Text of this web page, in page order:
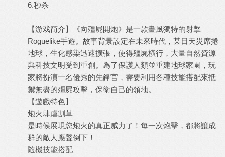
6.秒杀
【游戏简介】《向殭屍開炮》是一款畫風獨特的射擊
Roguelike手遊。故事背景設定在未來時代，某日天災席捲
地球，生化感染迅速擴張，使得殭屍橫行，大量自然資源
與科技文明受到重創。為了保護人類並重建地球家園，玩
家將扮演一名優秀的先鋒官，需要利用各種技能搭配來抵
禦無盡的殭屍攻擊，保衛自己的領地。
【遊戲特色】
炮火肆虐割草
是時候展現您炮火的真正威力了！每一次炮擊，都將讓成
群的敵人應聲倒下！
隨機技能搭配